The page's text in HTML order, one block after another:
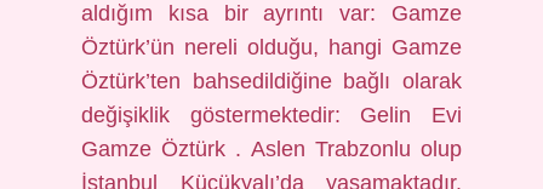
aldığım kısa bir ayrıntı var: Gamze
Öztürk’ün nereli olduğu, hangi Gamze
Öztürk’ten bahsedildiğine bağlı olarak
değişiklik göstermektedir: Gelin Evi
Gamze Öztürk . Aslen Trabzonlu olup
İstanbul Küçükyalı’da yaşamaktadır.